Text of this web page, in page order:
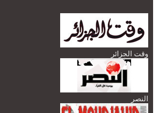
وقت الجزائر
النصر